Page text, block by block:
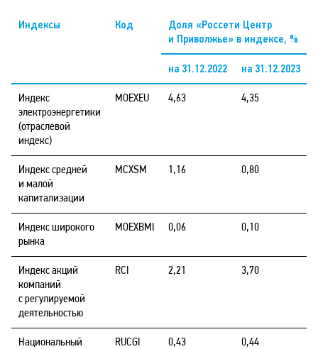
Индексы Код
Доля «Россети Центр
и Приволжье» в индексе, %
на 31.12.2022 на 31.12.2023
Индекс
электроэнергетики
(отраслевой
индекс)
MOEXEU 4,63 4,35
Индекс средней
и малой
капитализации
MCXSM 1,16 0,80
Индекс широкого
рынка
MOEXBMI 0,06 0,10
Индекс акций
компаний
с регулируемой
деятельностью
RCI 2,21 3,70
Национальный
RUCGI 0,43 0,44